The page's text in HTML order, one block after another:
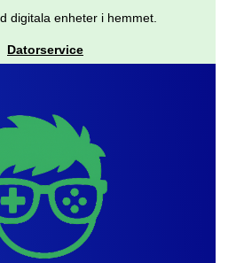
digitala enheter i hemmet.
Datorservice